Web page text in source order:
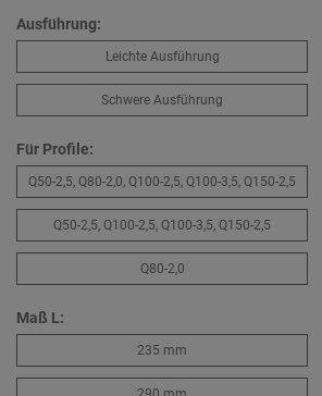
Ausführung:
Leichte Ausführung
Schwere Ausführung
Für Profile:
Q50-2,5, Q80-2,0, Q100-2,5, Q100-3,5, Q150-2,5
Q50-2,5, Q100-2,5, Q100-3,5, Q150-2,5
Q80-2,0
Maß L:
235 mm